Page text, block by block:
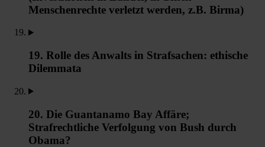
Menschenrechte verletzt werden, z.B. Birma)
19. Rolle des Anwalts in Strafsachen: ethische
Dilemmata
20. Die Guantanamo Bay Affäre;
Strafrechtliche Verfolgung von Bush durch
Obama?